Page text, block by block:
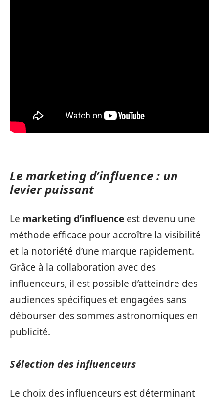
Le marketing d’influence : un
levier puissant
Le marketing d’influence est devenu une
méthode efficace pour accroître la visibilité
et la notoriété d’une marque rapidement.
Grâce à la collaboration avec des
influenceurs, il est possible d’atteindre des
audiences spécifiques et engagées sans
débourser des sommes astronomiques en
publicité.
Sélection des influenceurs
Le choix des influenceurs est déterminant